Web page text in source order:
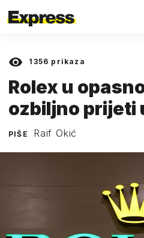
1356 prikaza
Rolex u
ozbiljno prijeti
PIŠE Raif Okić